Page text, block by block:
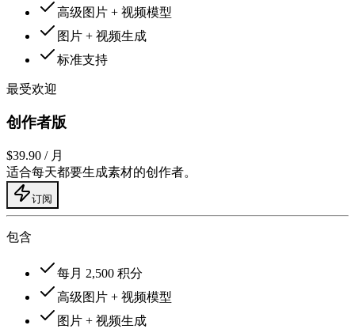
高级图片 + 视频模型
图片 + 视频生成
标准支持
最受欢迎
创作者版
$39.90 / 月
适合每天都要生成素材的创作者。
订阅
包含
每月 2,500 积分
高级图片 + 视频模型
图片 + 视频生成